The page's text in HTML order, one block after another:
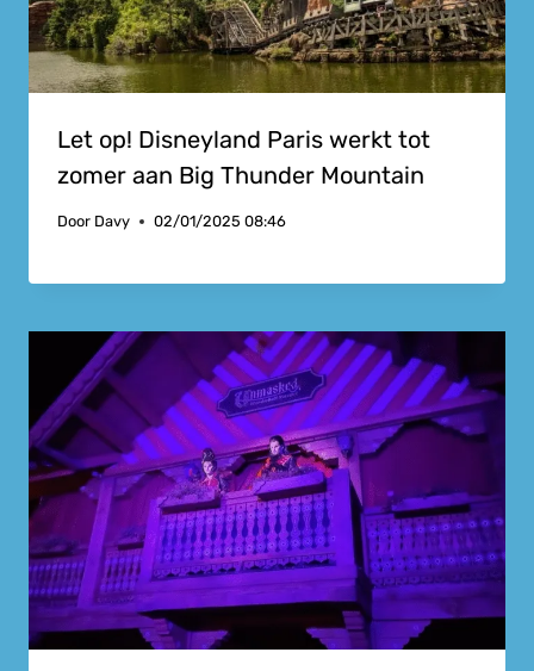
Let op! Disneyland Paris werkt tot
zomer aan Big Thunder Mountain
Door Davy 02/01/2025 08:46